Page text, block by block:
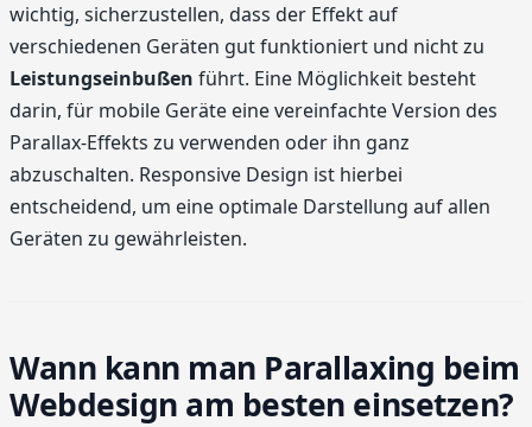
wichtig, sicherzustellen, dass der Effekt auf
verschiedenen Geräten gut funktioniert und nicht zu
Leistungseinbußen führt. Eine Möglichkeit besteht
darin, für mobile Geräte eine vereinfachte Version des
Parallax-Effekts zu verwenden oder ihn ganz
abzuschalten. Responsive Design ist hierbei
entscheidend, um eine optimale Darstellung auf allen
Geräten zu gewährleisten.
Wann kann man Parallaxing beim
Webdesign am besten einsetzen?